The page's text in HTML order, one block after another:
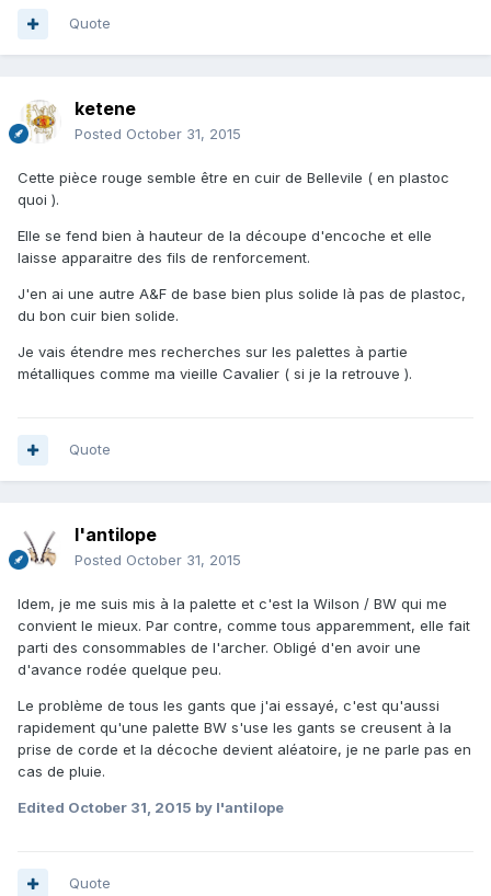
Quote
ketene
Posted October 31, 2015
Cette pièce rouge semble être en cuir de Bellevile ( en plastoc
quoi ).
Elle se fend bien à hauteur de la découpe d'encoche et elle
laisse apparaitre des fils de renforcement.
J'en ai une autre A&F de base bien plus solide là pas de plastoc,
du bon cuir bien solide.
Je vais étendre mes recherches sur les palettes à partie
métalliques comme ma vieille Cavalier ( si je la retrouve ).
Quote
l'antilope
Posted October 31, 2015
Idem, je me suis mis à la palette et c'est la Wilson / BW qui me
convient le mieux. Par contre, comme tous apparemment, elle fait
parti des consommables de l'archer. Obligé d'en avoir une
d'avance rodée quelque peu.
Le problème de tous les gants que j'ai essayé, c'est qu'aussi
rapidement qu'une palette BW s'use les gants se creusent à la
prise de corde et la décoche devient aléatoire, je ne parle pas en
cas de pluie.
Edited October 31, 2015 by l'antilope
Quote